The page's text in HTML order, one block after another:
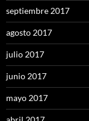
septiembre 2017
agosto 2017
julio 2017
junio 2017
mayo 2017